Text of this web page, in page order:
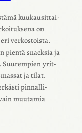
kuukausit­tai­
on
verkos­toista.
pientä snack­sia ja
Suurem­pien yrit­
ja tilat.
pinnal­li­
muuta­mia